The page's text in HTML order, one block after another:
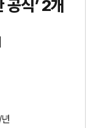
공식’ 2개